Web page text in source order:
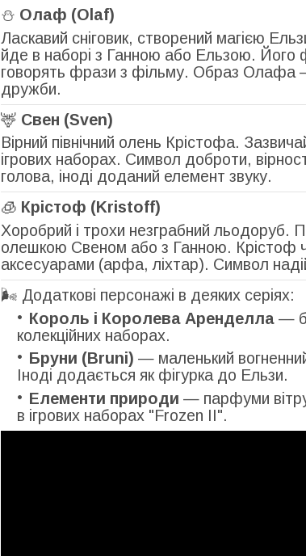
⛄ Олаф (Olaf)
Ласкавий сніговик, створений магією
йде в наборі з Ганною або Ельзою. Його
говорять фрази з фільму. Образ Олафа
дружби.
🦌 Свен (Sven)
Вірний північний олень Крістофа.
ігрових наборах. Символ доброти,
голова, іноді доданий елемент звуку.
🧊 Крістоф (Kristoff)
Хоробрий і трохи незграбний льодоруб.
олешкою Свеном або з Ганною. Крістоф
аксесуарами (арфа, ліхтар). Символ
🌬️ Додаткові персонажі в деяких серіях:
Король і Королева Аренделла —
колекційних наборах.
Бруни (Bruni) — маленький
Іноді додається як фігурка до Ельзи.
Елементи природи — парфуми
в ігрових наборах "Frozen II".